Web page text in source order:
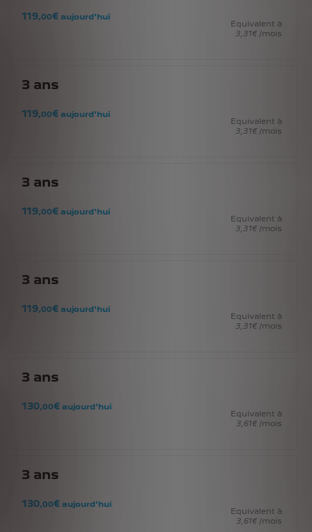
119,00€ aujourd'hui
Equivalent à
3,31€ /mois
3 ans
119,00€ aujourd'hui
Equivalent à
3,31€ /mois
3 ans
119,00€ aujourd'hui
Equivalent à
3,31€ /mois
3 ans
119,00€ aujourd'hui
Equivalent à
3,31€ /mois
3 ans
130,00€ aujourd'hui
Equivalent à
3,61€ /mois
3 ans
130,00€ aujourd'hui
Equivalent à
3,61€ /mois